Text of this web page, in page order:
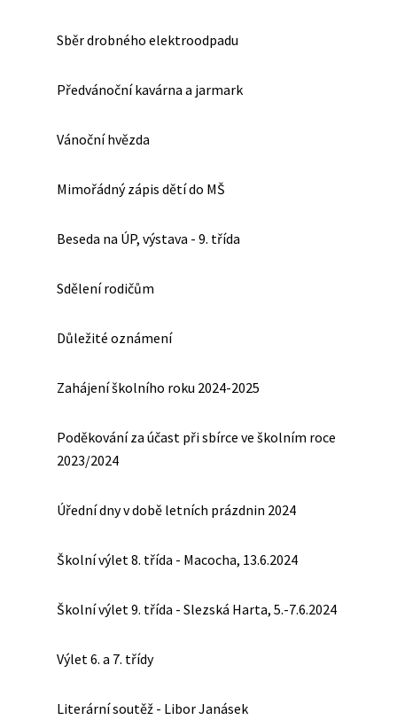
Sběr drobného elektroodpadu
Předvánoční kavárna a jarmark
Vánoční hvězda
Mimořádný zápis dětí do MŠ
Beseda na ÚP, výstava - 9. třída
Sdělení rodičům
Důležité oznámení
Zahájení školního roku 2024-2025
Poděkování za účast při sbírce ve školním roce
2023/2024
Úřední dny v době letních prázdnin 2024
Školní výlet 8. třída - Macocha, 13.6.2024
Školní výlet 9. třída - Slezská Harta, 5.-7.6.2024
Výlet 6. a 7. třídy
Literární soutěž - Libor Janásek